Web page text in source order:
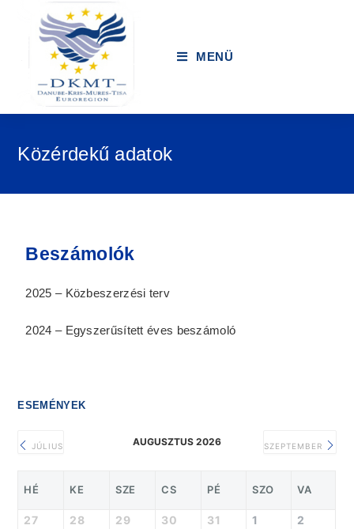
MENÜ
Közérdekű adatok
Beszámolók
2025 – Közbeszerzési terv
2024 – Egyszerűsített éves beszámoló
ESEMÉNYEK
JÚLIUS AUGUSZTUS 2026 SZEPTEMBER
HÉ KE SZE CS PÉ SZO VA
27 28 29 30 31 1 2